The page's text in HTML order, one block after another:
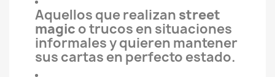
Aquellos que realizan street
magic o trucos en situaciones
informales y quieren mantener
sus cartas en perfecto estado.